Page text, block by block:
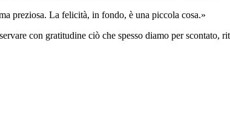
preziosa. La felicità, in fondo, è una piccola cosa.»
con gratitudine ciò che spesso diamo per scontato,